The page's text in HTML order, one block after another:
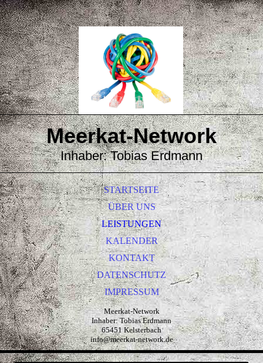
Meerkat-Network
Inhaber: Tobias Erdmann
STARTSEITE
ÜBER UNS
LEISTUNGEN
KALENDER
KONTAKT
DATENSCHUTZ
IMPRESSUM
Meerkat-Network
Inhaber: Tobias Erdmann
65451 Kelsterbach
info@meerkat-network.de